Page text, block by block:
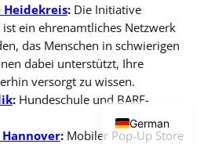
:Die Initiative
ist ein ehrenamtliches Netzwerk
das Menschen in schwierigen
dabei unterstützt, Ihre
versorgt zu wissen.
: Hundeschule und BARF-
:Mobiler Pop-Up Store
German
English